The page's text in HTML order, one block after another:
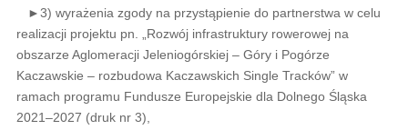
►3) wyrażenia zgody na przystąpienie do partnerstwa w celu
realizacji projektu pn. „Rozwój infrastruktury rowerowej na
obszarze Aglomeracji Jeleniogórskiej – Góry i Pogórze
Kaczawskie – rozbudowa Kaczawskich Single Tracków” w
ramach programu Fundusze Europejskie dla Dolnego Śląska
2021–2027 (druk nr 3),